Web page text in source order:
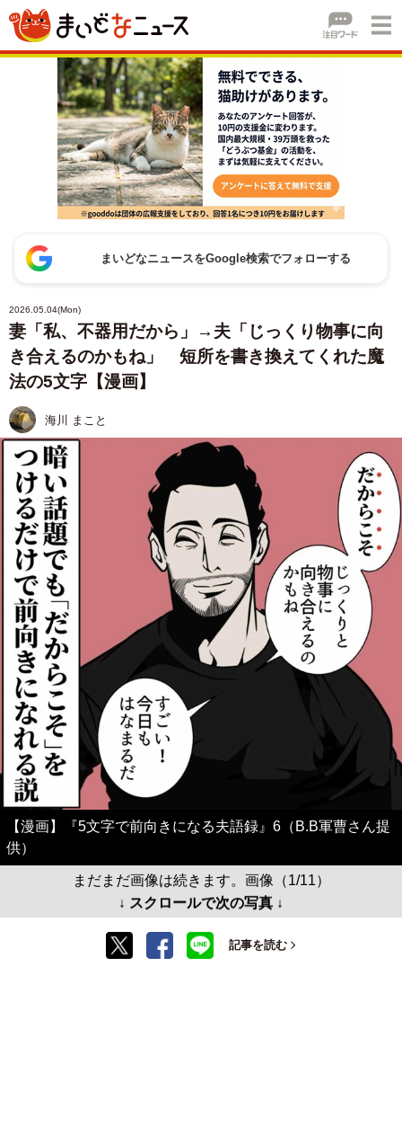
まいどなニュースをGoogle検索でフォローする
2026.05.04(Mon)
妻「私、不器用だから」→夫「じっくり物事に向
き合えるのかもね」 短所を書き換えてくれた魔
法の5文字【漫画】
海川 まこと
【漫画】『5文字で前向きになる夫語録』6（B.B軍曹さん提
供）
まだまだ画像は続きます。画像（1/11）
↓ スクロールで次の写真 ↓
記事を読む